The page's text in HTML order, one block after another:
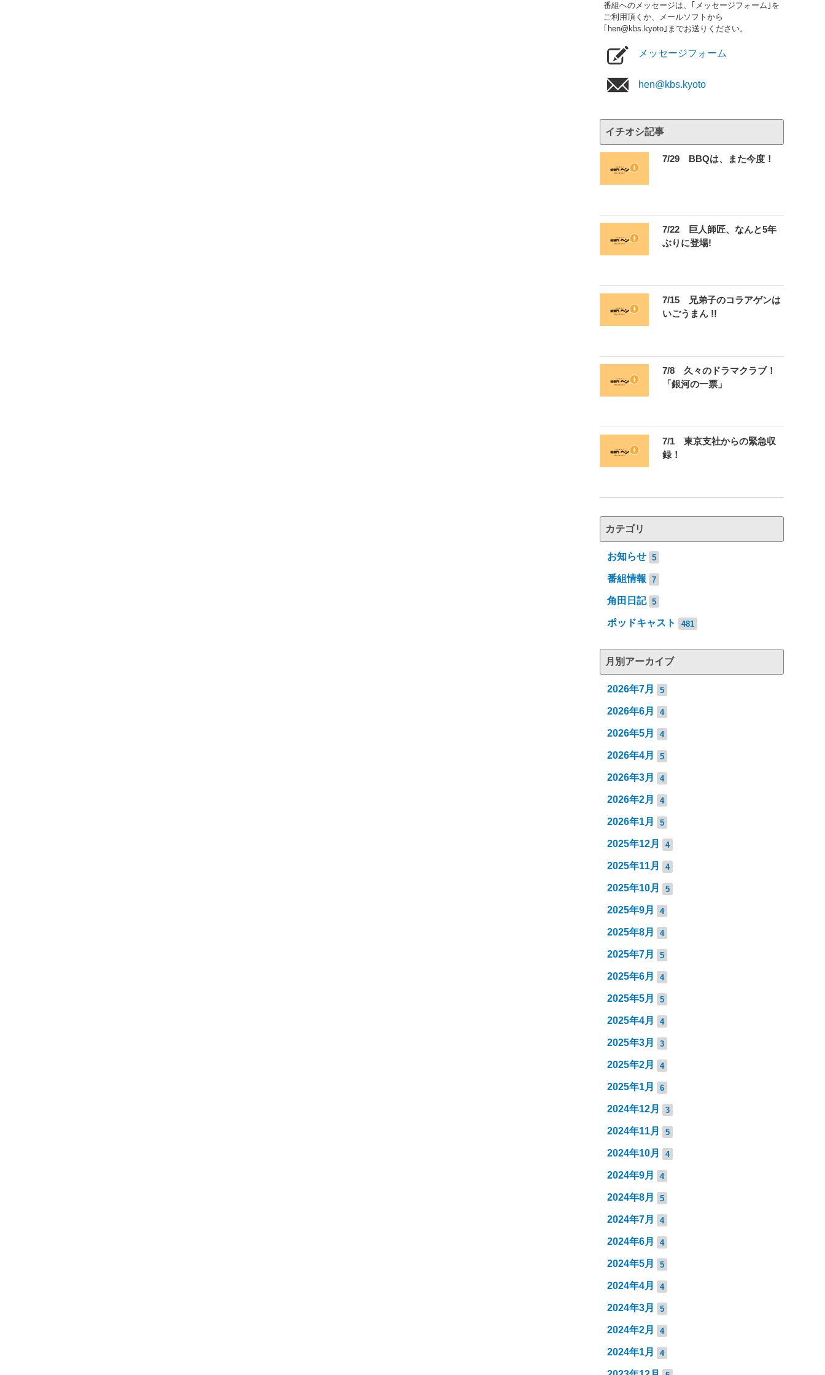
番組へのメッセージは、｢メッセージフォーム｣を
ご利用頂くか、メールソフトから
｢hen@kbs.kyoto｣までお送りください。
メッセージフォーム
hen@kbs.kyoto
イチオシ記事
7/29 BBQは、また今度！
7/22 巨人師匠、なんと5年
ぶりに登場!
7/15 兄弟子のコラアゲンは
いごうまん !!
7/8 久々のドラマクラブ！
「銀河の一票」
7/1 東京支社からの緊急収
録！
カテゴリ
お知らせ 5
番組情報 7
角田日記 5
ポッドキャスト 481
月別アーカイブ
2026年7月 5
2026年6月 4
2026年5月 4
2026年4月 5
2026年3月 4
2026年2月 4
2026年1月 5
2025年12月 4
2025年11月 4
2025年10月 5
2025年9月 4
2025年8月 4
2025年7月 5
2025年6月 4
2025年5月 5
2025年4月 4
2025年3月 3
2025年2月 4
2025年1月 6
2024年12月 3
2024年11月 5
2024年10月 4
2024年9月 4
2024年8月 5
2024年7月 4
2024年6月 4
2024年5月 5
2024年4月 4
2024年3月 5
2024年2月 4
2024年1月 4